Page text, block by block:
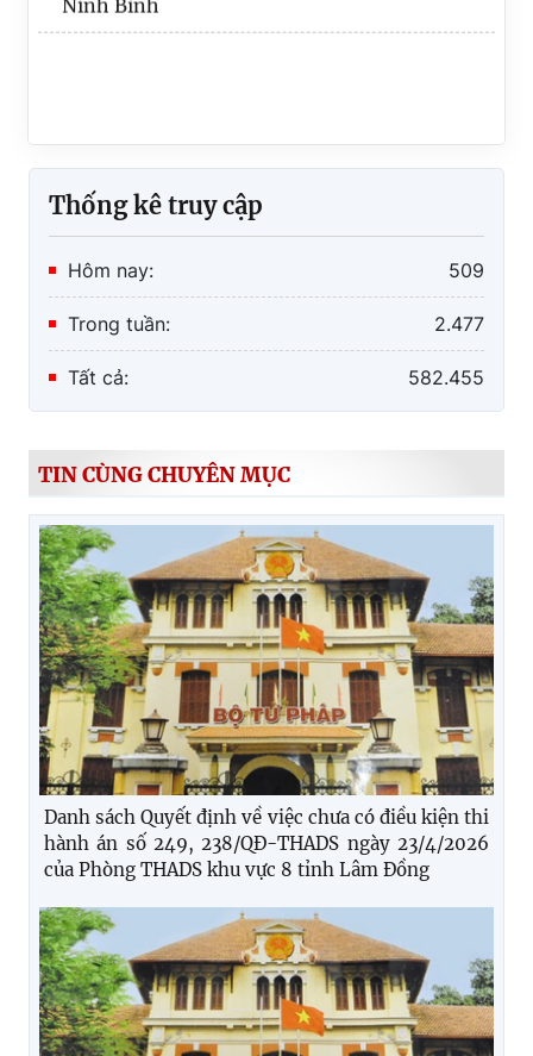
Thống kê truy cập
Hôm nay: 509
Trong tuần: 2.477
Tất cả: 582.455
TIN CÙNG CHUYÊN MỤC
Danh sách Quyết định về việc chưa có điều kiện thi
hành án số 249, 238/QĐ-THADS ngày 23/4/2026
của Phòng THADS khu vực 8 tỉnh Lâm Đồng